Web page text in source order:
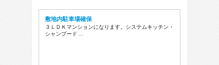
敷地内駐車場確保
３ＬＤＫマンションになります。システムキッチン・
シャンプード …